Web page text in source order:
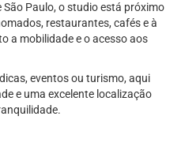
Paulo, o studio está próximo
restaurantes, cafés e à
a mobilidade e o acesso aos
eventos ou turismo, aqui
e uma excelente localização